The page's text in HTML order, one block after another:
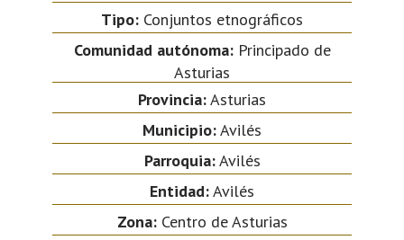
Tipo: Conjuntos etnográficos
Comunidad autónoma:Principado de
Asturias
Provincia:Asturias
Municipio:Avilés
Parroquia:Avilés
Entidad:Avilés
Zona:Centro de Asturias